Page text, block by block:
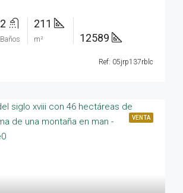
2
Baños
211
m² 12589
Ref: 05jrp137rblc
VENTA